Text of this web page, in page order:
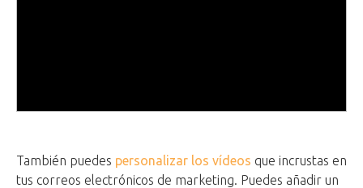
También puedes personalizar los vídeos que incrustas en
tus correos electrónicos de marketing. Puedes añadir un